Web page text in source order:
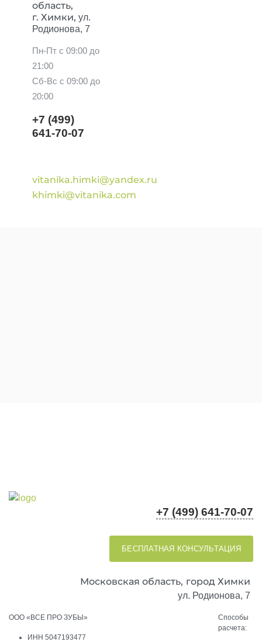
область,
г. Химки, ул.
Родионова, 7
Пн-Пт с 09:00 до
21:00
Сб-Вс с 09:00 до
20:00
+7 (499)
641-70-07
vitanika.himki@yandex.ru
khimki@vitanika.com
+7 (499) 641-70-07
БЕСПЛАТНАЯ КОНСУЛЬТАЦИЯ
Московская область, город Химки
ул. Родионова, 7
ООО «ВСЕ ПРО ЗУБЫ»
ИНН 5047193477
Способы
расчета: